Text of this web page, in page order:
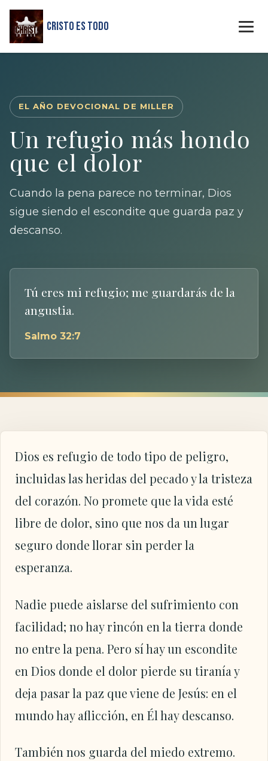
Cristo Es Todo
EL AÑO DEVOCIONAL DE MILLER
Un refugio más hondo
que el dolor
Cuando la pena parece no terminar, Dios
sigue siendo el escondite que guarda paz y
descanso.
Tú eres mi refugio; me guardarás de la
angustia.
Salmo 32:7
Dios es refugio de todo tipo de peligro,
incluidas las heridas del pecado y la tristeza
del corazón. No promete que la vida esté
libre de dolor, sino que nos da un lugar
seguro donde llorar sin perder la
esperanza.
Nadie puede aislarse del sufrimiento con
facilidad; no hay rincón en la tierra donde
no entre la pena. Pero sí hay un escondite
en Dios donde el dolor pierde su tiranía y
deja pasar la paz que viene de Jesús: en el
mundo hay aflicción, en Él hay descanso.
También nos guarda del miedo extremo.